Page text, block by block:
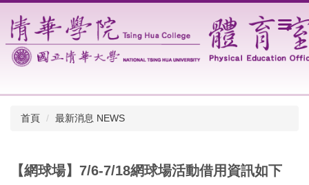
到
主
要
內
區
首頁
最新消息 NEWS
【網球場】7/6-7/18網球場活動借用資訊如下